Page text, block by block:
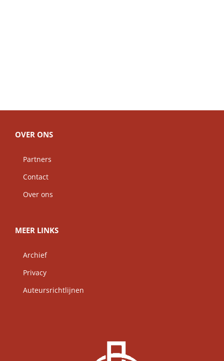
OVER ONS
Partners
Contact
Over ons
MEER LINKS
Archief
Privacy
Auteursrichtlijnen